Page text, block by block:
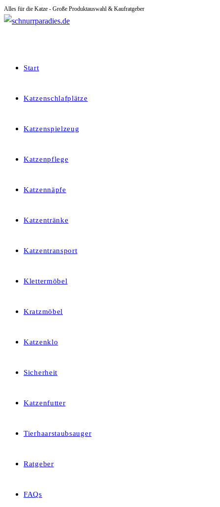
Zum
Inhalt
Alles für die Katze - Große Produktauswahl & Kaufratgeber
Start
Katzenschlafplätze
Katzenspielzeug
Katzenpflege
Katzennäpfe
Katzentränke
Katzentransport
Klettermöbel
Kratzmöbel
Katzenklo
Sicherheit
Katzenfutter
Tierhaarstaubsauger
Ratgeber
FAQs